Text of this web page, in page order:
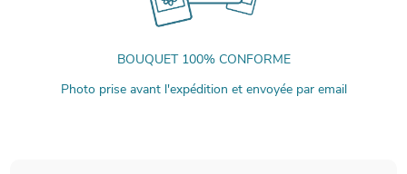
BOUQUET 100% CONFORME
Photo prise avant l'expédition et envoyée par email